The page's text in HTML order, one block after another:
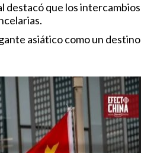
destacó que los intercambios
asiático como un destino